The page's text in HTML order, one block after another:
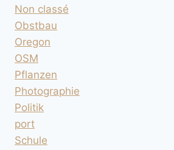
Non classé
Obstbau
Oregon
OSM
Pflanzen
Photographie
Politik
port
Schule